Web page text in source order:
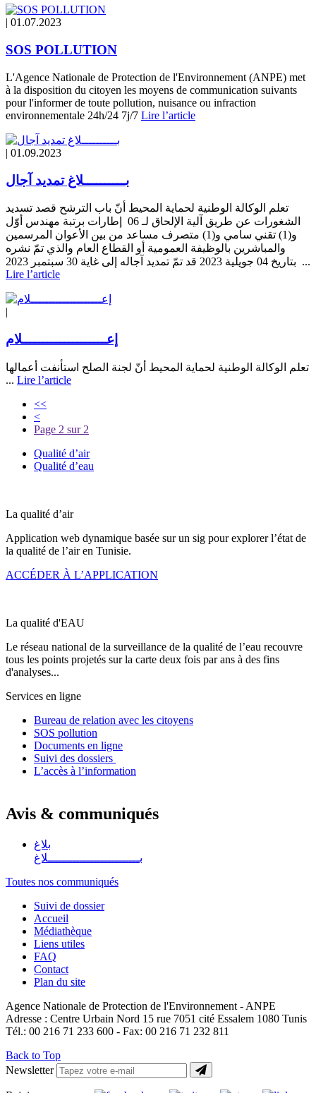
| 01.07.2023
SOS POLLUTION
L'Agence Nationale de Protection de l'Environnement (ANPE) met
à la disposition du citoyen les moyens de communication suivants
pour l'informer de toute pollution, nuisance ou infraction
environnementale 24h/24 7j/7 Lire l’article
| 01.09.2023
بــــــــــلاغ تمديد آجال
تعلم الوكالة الوطنية لحماية المحيط أنّ باب الترشح قصد تسديد
الشغورات عن طريق آلية الإلحاق لـ 06 إطارات برتبة مهندس أوّل
و(1) تقني سامي و(1) متصرف مساعد من بين الأعوان المرسمين
والمباشرين بالوظيفة العمومية أو القطاع العام والذي تمّ نشره
بتاريخ 04 جويلية 2023 قد تمّ تمديد آجاله إلى غاية 30 سبتمبر 2023 ...
Lire l’article
|
إعــــــــــــــــــــلام
تعلم الوكالة الوطنية لحماية المحيط أنّ لجنة الصلح استأنفت أعمالها
... Lire l’article
<<
<
Page 2 sur 2
Qualité d’air
Qualité d’eau
La qualité d’air
Application web dynamique basée sur un sig pour explorer l’état de
la qualité de l’air en Tunisie.
ACCÉDER À L’APPLICATION
La qualité d'EAU
Le réseau national de la surveillance de la qualité de l’eau recouvre
tous les points projetés sur la carte deux fois par ans à des fins
d'analyses...
Services en ligne
Bureau de relation avec les citoyens
SOS pollution
Documents en ligne
Suivi des dossiers
L’accès à l’information
Avis & communiqués
بلاغ
بــــــــــــــــــــــــــلاغ
Toutes nos communiqués
Suivi de dossier
Accueil
Médiathèque
Liens utiles
FAQ
Contact
Plan du site
Agence Nationale de Protection de l'Environnement - ANPE
Adresse : Centre Urbain Nord 15 rue 7051 cité Essalem 1080 Tunis
Tél.: 00 216 71 233 600 - Fax: 00 216 71 232 811
Back to Top
Newsletter